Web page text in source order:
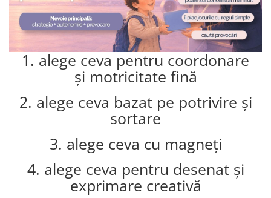
accesorii cărucioare
accesorii scaun auto
accesorii scaun avion
1. alege ceva pentru coordonare
și motricitate fină
2. alege ceva bazat pe potrivire și
sortare
3. alege ceva cu magneți
4. alege ceva pentru desenat și
exprimare creativă